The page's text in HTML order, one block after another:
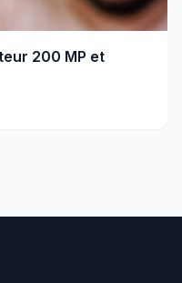
200 MP et